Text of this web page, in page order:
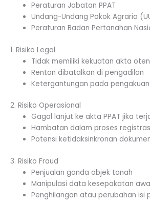
Peraturan Jabatan PPAT
Undang-Undang Pokok Agraria
Peraturan Badan Pertanahan
1. Risiko Legal
Tidak memiliki kekuatan akta
Rentan dibatalkan di pengadilan
Ketergantungan pada
2. Risiko Operasional
Gagal lanjut ke akta PPAT jika
Hambatan dalam proses
Potensi ketidaksinkronan
3. Risiko Fraud
Penjualan ganda objek tanah
Manipulasi data kesepakatan
Penghilangan atau perubahan isi